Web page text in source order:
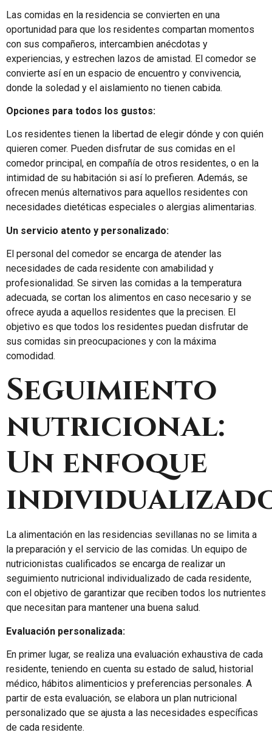
Las comidas en la residencia se convierten en una
oportunidad para que los residentes compartan momentos
con sus compañeros, intercambien anécdotas y
experiencias, y estrechen lazos de amistad. El comedor se
convierte así en un espacio de encuentro y convivencia,
donde la soledad y el aislamiento no tienen cabida.
Opciones para todos los gustos:
Los residentes tienen la libertad de elegir dónde y con quién
quieren comer. Pueden disfrutar de sus comidas en el
comedor principal, en compañía de otros residentes, o en la
intimidad de su habitación si así lo prefieren. Además, se
ofrecen menús alternativos para aquellos residentes con
necesidades dietéticas especiales o alergias alimentarias.
Un servicio atento y personalizado:
El personal del comedor se encarga de atender las
necesidades de cada residente con amabilidad y
profesionalidad. Se sirven las comidas a la temperatura
adecuada, se cortan los alimentos en caso necesario y se
ofrece ayuda a aquellos residentes que la precisen. El
objetivo es que todos los residentes puedan disfrutar de
sus comidas sin preocupaciones y con la máxima
comodidad.
Seguimiento
nutricional:
Un enfoque
La alimentación en las residencias sevillanas no se limita a
la preparación y el servicio de las comidas. Un equipo de
nutricionistas cualificados se encarga de realizar un
seguimiento nutricional individualizado de cada residente,
con el objetivo de garantizar que reciben todos los nutrientes
que necesitan para mantener una buena salud.
Evaluación personalizada:
En primer lugar, se realiza una evaluación exhaustiva de cada
residente, teniendo en cuenta su estado de salud, historial
médico, hábitos alimenticios y preferencias personales. A
partir de esta evaluación, se elabora un plan nutricional
personalizado que se ajusta a las necesidades específicas
de cada residente.